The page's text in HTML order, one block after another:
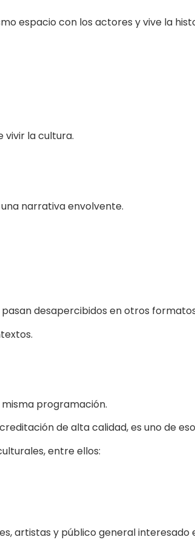
espacio con los actores y vive la
vivir la cultura.
narrativa envolvente.
desapercibidos en otros
programación.
de alta calidad, es uno de
entre ellos:
artistas y público general interesado